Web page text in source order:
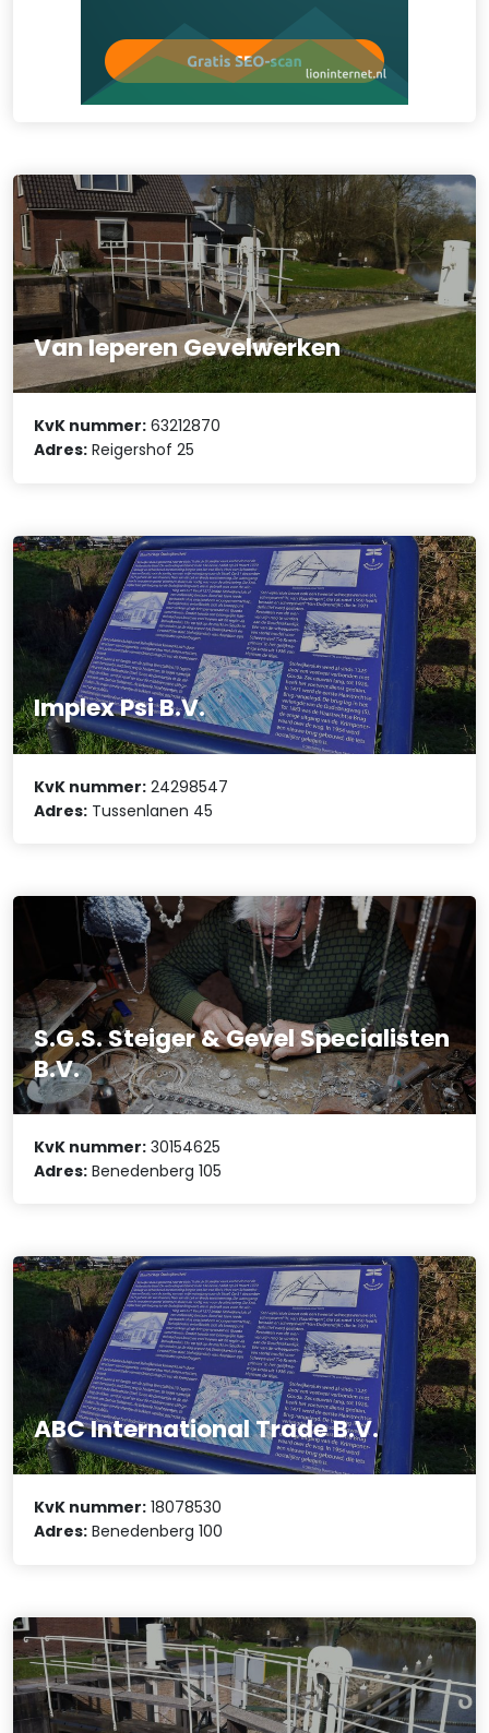
Van Ieperen Gevelwerken
KvK nummer: 63212870
Adres: Reigershof 25
Implex Psi B.V.
KvK nummer: 24298547
Adres: Tussenlanen 45
S.G.S. Steiger & Gevel Specialisten
B.V.
KvK nummer: 30154625
Adres: Benedenberg 105
ABC International Trade B.V.
KvK nummer: 18078530
Adres: Benedenberg 100